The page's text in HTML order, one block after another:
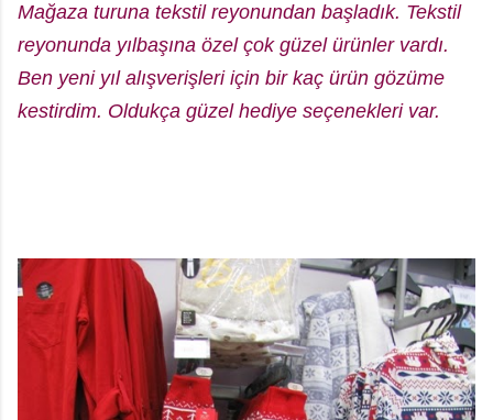
Mağaza turuna tekstil reyonundan başladık. Tekstil
reyonunda yılbaşına özel çok güzel ürünler vardı.
Ben yeni yıl alışverişleri için bir kaç ürün gözüme
kestirdim. Oldukça güzel hediye seçenekleri var.